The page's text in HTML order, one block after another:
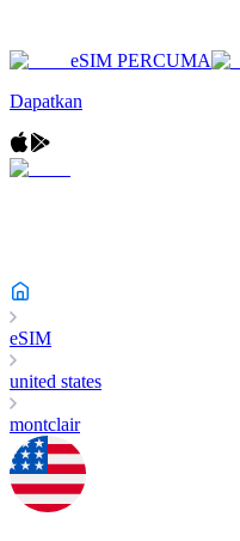
eSIM PERCUMA
Dapatkan
eSIM
united states
montclair